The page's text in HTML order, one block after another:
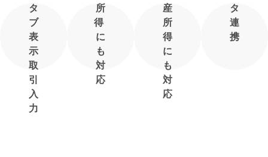
タ
ブ
表
示
取
引
入
力
所
得
に
も
対
応
産
所
得
に
も
対
応
タ
連
携